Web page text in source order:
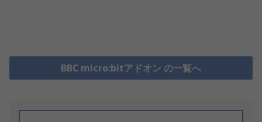
BBC micro:bitアドオン の一覧へ